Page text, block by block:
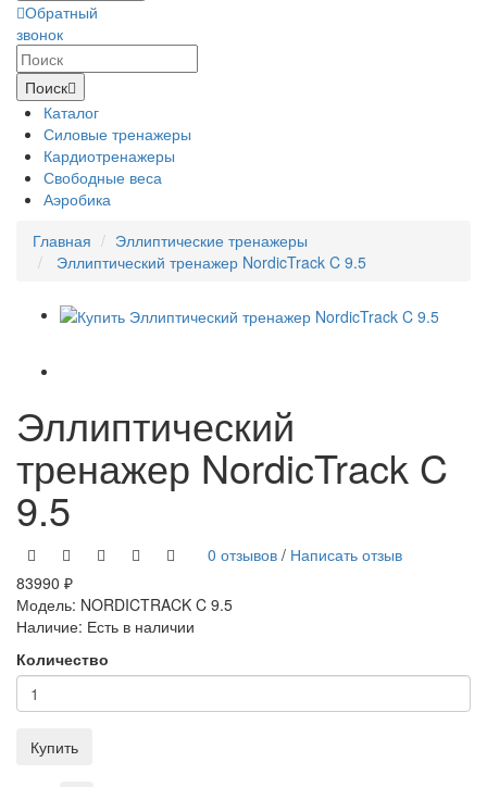
Обратный
звонок
Поиск
Каталог
Силовые тренажеры
Кардиотренажеры
Свободные веса
Аэробика
Главная
Эллиптические тренажеры
Эллиптический тренажер NordicTrack C 9.5
Эллиптический
тренажер NordicTrack C
9.5
0 отзывов / Написать отзыв
83990 ₽
Модель: NORDICTRACK C 9.5
Наличие: Есть в наличии
Количество
Купить